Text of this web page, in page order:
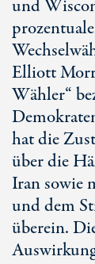
und
Elliott
Wähler“
hat die
über die
Iran sowie
und dem
überein.